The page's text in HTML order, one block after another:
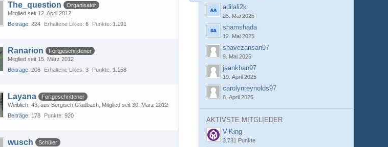
The_question
Organisator
Mitglied seit 12. April 2012
Beiträge 224 Erhaltene Likes 6 Punkte 1.191
Ranarion
Fortgeschrittener
Mitglied seit 15. März 2012
Beiträge 206 Erhaltene Likes 3 Punkte 1.158
Layana
Fortgeschrittener
Weiblich 43 aus Bergisch Gladbach
Mitglied seit 30. März 2012
Beiträge
178 Punkte 920
wusch
Schüler
adilali2k
25. Mai 2025
shamshada
12. Mai 2025
shavezansari97
9. Mai 2025
jaankhan97
19. April 2025
carolynreynolds97
8. April 2025
AKTIVSTE MITGLIEDER
V-King
3.731 Punkte